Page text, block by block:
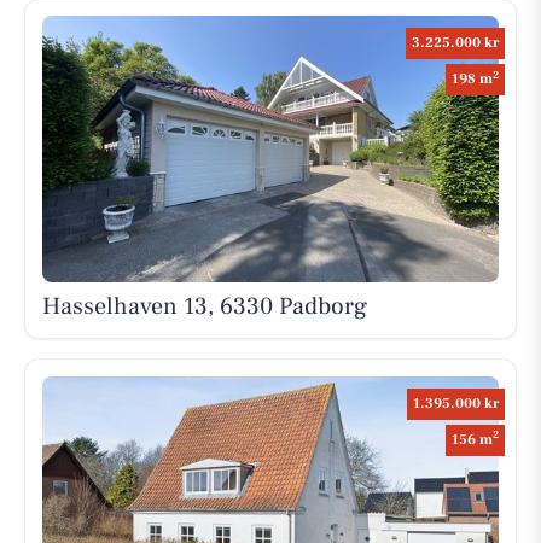
3.225.000 kr
198 m2
Hasselhaven 13, 6330 Padborg
1.395.000 kr
156 m2